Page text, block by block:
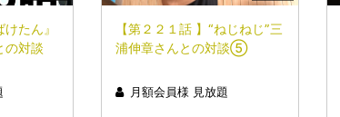
たん』
の対談
【第２２１話 】“ねじねじ”三
浦伸章さんとの対談⑤
月額会員様 見放題